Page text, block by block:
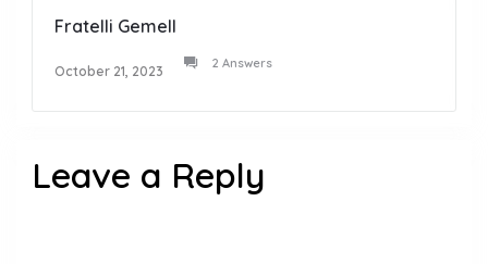
Fratelli Gemell
October 21, 2023 2 Answers
Leave a Reply